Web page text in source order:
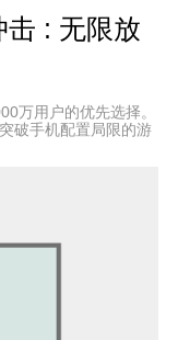
击 : 无限放
万用户的优先选择。
破手机配置局限的游